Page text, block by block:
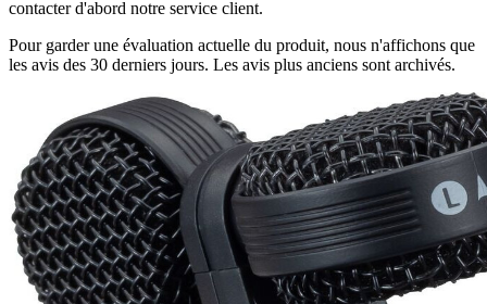
contacter d'abord notre service client.
Pour garder une évaluation actuelle du produit, nous n'affichons que
les avis des 30 derniers jours. Les avis plus anciens sont archivés.